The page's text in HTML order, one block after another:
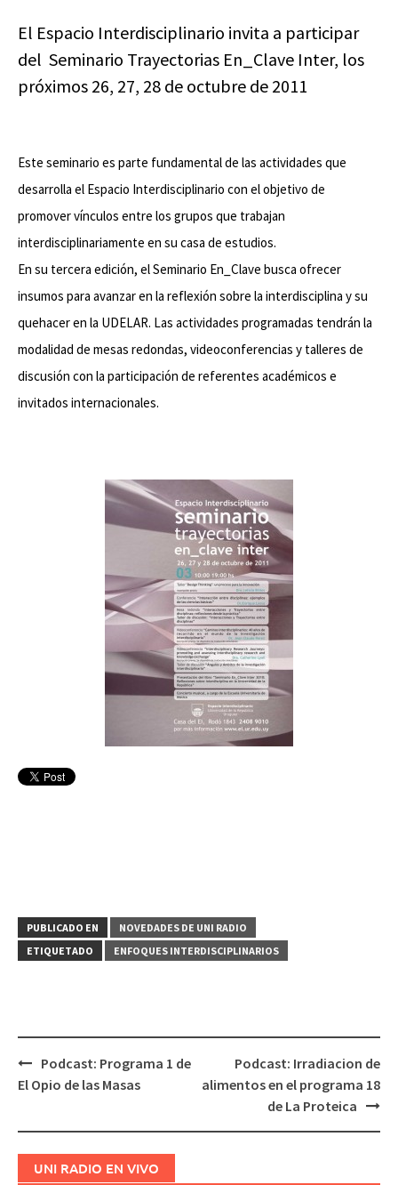
El Espacio Interdisciplinario invita a participar
del Seminario Trayectorias En_Clave Inter, los
próximos 26, 27, 28 de octubre de 2011
Este seminario es parte fundamental de las actividades que
desarrolla el Espacio Interdisciplinario con el objetivo de
promover vínculos entre los grupos que trabajan
interdisciplinariamente en su casa de estudios.
En su tercera edición, el Seminario En_Clave busca ofrecer
insumos para avanzar en la reflexión sobre la interdisciplina y su
quehacer en la UDELAR. Las actividades programadas tendrán la
modalidad de mesas redondas, videoconferencias y talleres de
discusión con la participación de referentes académicos e
invitados internacionales.
PUBLICADO EN
NOVEDADES DE UNI RADIO
ETIQUETADO
ENFOQUES INTERDISCIPLINARIOS
Navegación
Podcast: Programa 1 de
El Opio de las Masas
Podcast: Irradiacion de
alimentos en el programa 18
de La Proteica
UNI RADIO EN VIVO